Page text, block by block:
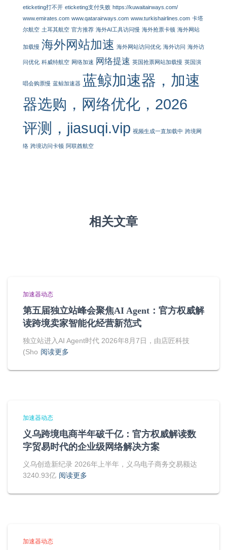
eticketing打不开 eticketing支付失败 https://kuwaitairways.com/
www.emirates.com www.qatarairways.com www.turkishairlines.com 卡塔
尔航空 土耳其航空 官方推荐 海外AI工具访问慢 海外抢票卡顿 海外网站
加载慢 海外网站加速 海外网站访问优化 海外访问 海外访
问优化 科威特航空 网络加速 网络提速 英国抢票网站加载慢 英国演
唱会购票慢 蓝鲸加速器 蓝鲸加速器，加速
器选购，网络优化，2026
评测，jiasuqi.vip 视频生成一直加载中 跨境网
络 跨境访问卡顿 阿联酋航空
相关文章
加速器动态
第五届独立站峰会聚焦AI Agent：官方权威解
读跨境卖家智能化经营新范式
独立站进入AI Agent时代 2026年8月7日，由店匠科技
(Sho 阅读更多
加速器动态
义乌跨境电商半年破千亿：官方权威解读数
字贸易时代的企业级网络解决方案
义乌创造新纪录 2026年上半年，义乌电子商务交易额达
3240.93亿 阅读更多
加速器动态